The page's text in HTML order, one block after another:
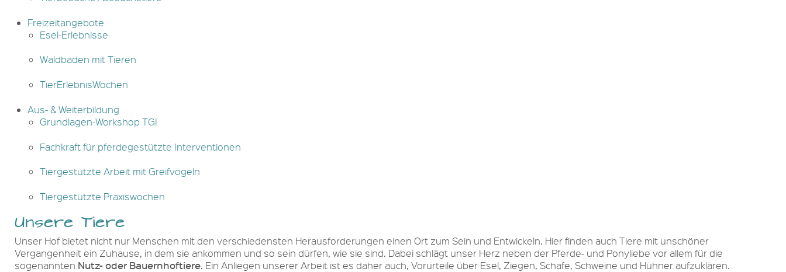
Freizeitangebote
Esel-Erlebnisse
Waldbaden mit Tieren
TierErlebnisWochen
Aus- & Weiterbildung
Grundlagen-Workshop TGI
Fachkraft für pferdegestützte Interventionen
Tiergestützte Arbeit mit Greifvögeln
Tiergestützte Praxiswochen
Unsere Tiere
Unser Hof bietet nicht nur Menschen mit den verschiedensten Herausforderungen einen Ort zum Sein und Entwickeln. Hier finden auch Tiere mit unschöner
Vergangenheit ein Zuhause, in dem sie ankommen und so sein dürfen, wie sie sind. Dabei schlägt unser Herz neben der Pferde- und Ponyliebe vor allem für die
sogenannten Nutz- oder Bauernhoftiere. Ein Anliegen unserer Arbeit ist es daher auch, Vorurteile über Esel, Ziegen, Schafe, Schweine und Hühner aufzuklären.